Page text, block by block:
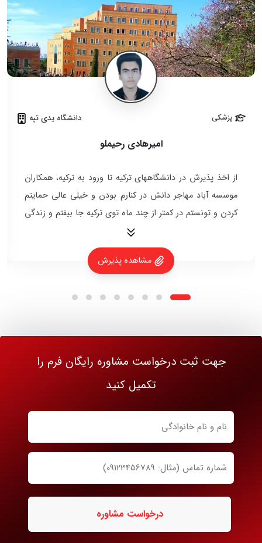
پزشکی دانشگاه یدی تپه
امیرهادی رحیملو
از اخذ پذیرش در دانشگاههای ترکیه تا ورود به ترکیه، همکاران
موسسه آباد مهاجر دانش در کنارم بودن و خیلی عالی حمایتم
کردن و تونستم در کمتر از چند ماه توی ترکیه جا بیفتم و زندگی
کنم.
مشاهده پذیرش
جهت ثبت درخواست مشاوره رایگان فرم را
تکمیل کنید
نام
نام
خانوادگی
ضروری
شماره
تماس
ضروری